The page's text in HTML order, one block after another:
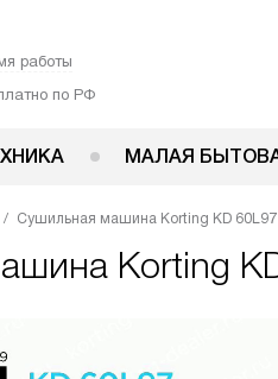
работы
по РФ
МАЛАЯ
Сушильная машина Korting KD 60L97
Korting